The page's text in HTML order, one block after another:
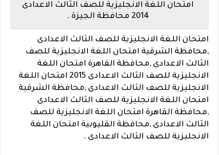
امتحان اللغة الانجليزية للصف الثالث الاعدادى
2014 محافظة الجيزة .
امتحان اللغة الانجليزية للصف الثالث الاعدادى
,محافظة الشرقية امتحان اللغة الانجليزية للصف
الثالث الاعدادى ,محافظة القاهرة امتحان اللغة
الانجليزية للصف الثالث الاعدادى 2015 امتحان اللغة
الانجليزية للصف الثالث الاعدادى ,محافظة الشرقية
امتحان اللغة الانجليزية للصف الثالث الاعدادى
,محافظة القاهرة امتحان اللغة الانجليزية للصف
الثالث الاعدادى ,محافظة القليوبية امتحان اللغة
الانجليزية للصف الثالث الاعدادى .